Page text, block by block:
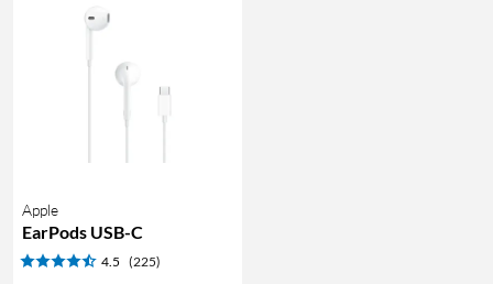
Apple
EarPods USB-C
4.5 (225)